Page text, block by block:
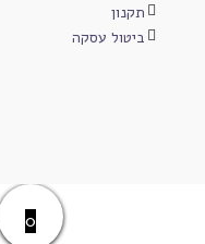
תקנון
ביטול עסקה
0